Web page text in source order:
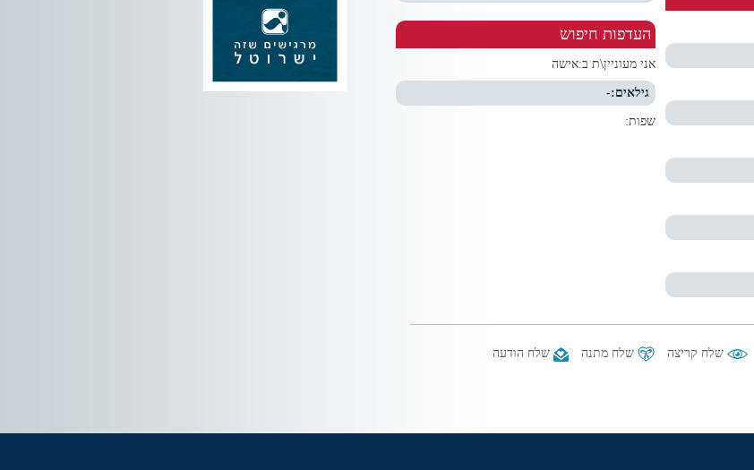
העדפות חיפוש
אני מעוניין\ת ב:אישה
גילאים:-
שפות:
שלח קריצה שלח מתנה שלח הודעה